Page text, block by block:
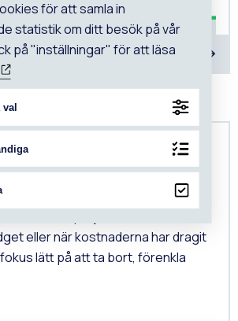
handlar inte om att bygga
ofta när projekt behöver
eller när kostnaderna har dragit
lätt på att ta bort, förenkla
för att samla in
statistik om ditt besök på vår
på "inställningar" för att läsa
val